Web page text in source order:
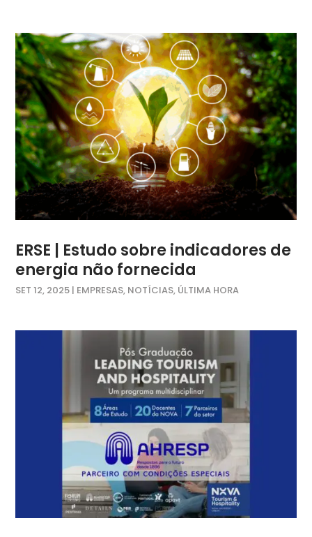
ERSE | Estudo sobre indicadores de
energia não fornecida
SET 12, 2025 | EMPRESAS, NOTÍCIAS, ÚLTIMA HORA